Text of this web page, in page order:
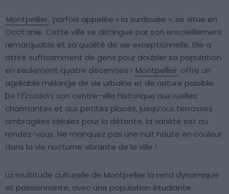
Montpellier, parfois appelée « la surdouée », se situe en
Occitanie. Cette ville se distingue par son ensoleillement
remarquable et sa qualité de vie exceptionnelle. Elle a
attiré suffisamment de gens pour doubler sa population
en seulement quatre décennies ! Montpellier offre un
agréable mélange de vie urbaine et de nature paisible.
De l’Écusson, son centre-ville historique aux ruelles
charmantes et aux petites places, jusqu’aux terrasses
ombragées idéales pour la détente, la variété est au
rendez-vous. Ne manquez pas une nuit haute en couleur
dans la vie nocturne vibrante de la ville !
La multitude culturelle de Montpellier la rend dynamique
et passionnante, avec une population étudiante